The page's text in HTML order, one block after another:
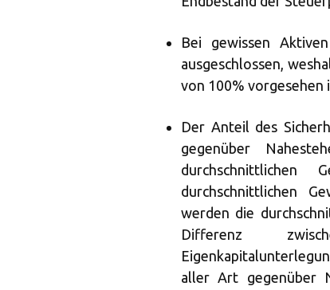
Bei gewissen
ausgeschlossen,
von 100% vorgesehen
Der Anteil des
gegenüber
durchschnittlichen
durchschnittlichen
werden die
Differenz
aller Art gegenüber